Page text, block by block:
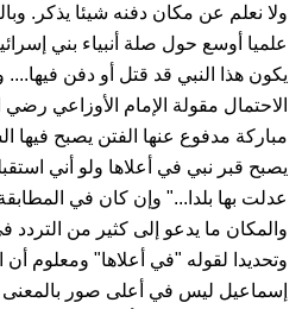
ولا نعلم عن مكان دفنه شيئا يذكر.
علميا أوسع حول صلة أنبياء بني
يكون هذا النبي قد قتل أو دفن
الاحتمال مقولة الإمام الأوزاعي
مباركة مدفوع عنها الفتن يصبح فيها
يصبح قبر نبي في أعلاها ولو أني
عدلت بها بلدا..." وإن كان في
والمكان ما يدعو إلى كثير من التردد
وتحديدا لقوله "في أعلاها" ومعلوم
إسماعيل ليس في أعلى صور بالمعنى